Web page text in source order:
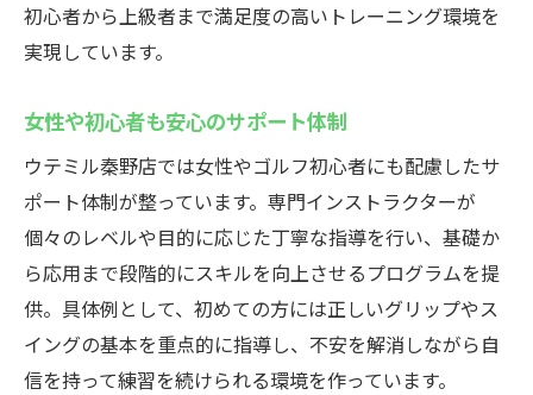
初心者から上級者まで満足度の高いトレーニング環境を
実現しています。
女性や初心者も安心のサポート体制
ウテミル秦野店では女性やゴルフ初心者にも配慮したサ
ポート体制が整っています。専門インストラクターが
個々のレベルや目的に応じた丁寧な指導を行い、基礎か
ら応用まで段階的にスキルを向上させるプログラムを提
供。具体例として、初めての方には正しいグリップやス
イングの基本を重点的に指導し、不安を解消しながら自
信を持って練習を続けられる環境を作っています。